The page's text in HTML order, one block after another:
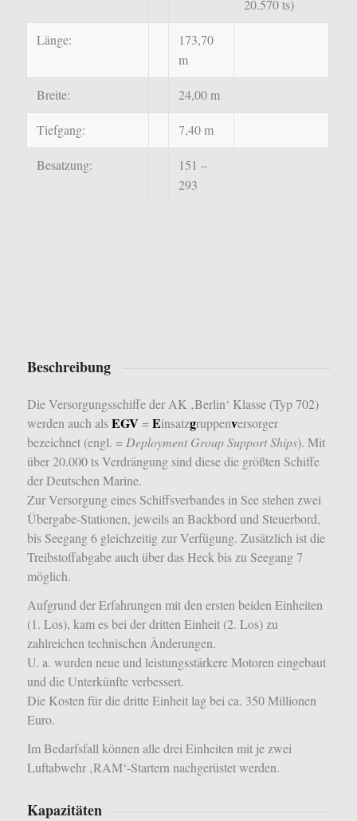
20.570 ts)
Länge:
173,70
m
Breite: 24,00 m
Tiefgang: 7,40 m
Besatzung:
151 –
293
Beschreibung
Die Versorgungsschiffe der AK ‚Berlin‘ Klasse (Typ 702)
werden auch alsEGV =Einsatzgruppenversorger
bezeichnet (engl. =Deployment Group Support Ships). Mit
über 20.000 ts Verdrängung sind diese die größten Schiffe
der Deutschen Marine.
Zur Versorgung eines Schiffsverbandes in See stehen zwei
Übergabe-Stationen, jeweils an Backbord und Steuerbord,
bis Seegang 6 gleichzeitig zur Verfügung. Zusätzlich ist die
Treibstoffabgabe auch über das Heck bis zu Seegang 7
möglich.
Aufgrund der Erfahrungen mit den ersten beiden Einheiten
(1. Los), kam es bei der dritten Einheit (2. Los) zu
zahlreichen technischen Änderungen.
U. a. wurden neue und leistungsstärkere Motoren eingebaut
und die Unterkünfte verbessert.
Die Kosten für die dritte Einheit lag bei ca. 350 Millionen
Euro.
Im Bedarfsfall können alle drei Einheiten mit je zwei
Luftabwehr ‚RAM‘-Startern nachgerüstet werden.
Kapazitäten